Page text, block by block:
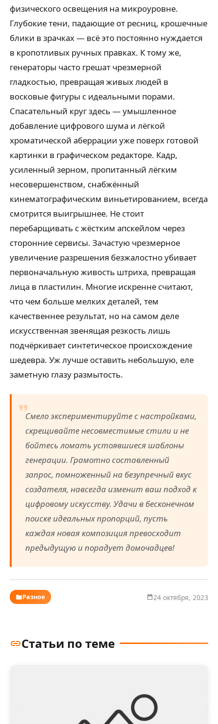
физического освещения на микроуровне.
Глубокие тени, падающие от ресниц, крошечные
блики в зрачках — всё это постоянно нуждается
в кропотливых ручных правках. К тому же,
генераторы часто грешат чрезмерной
гладкостью, превращая живых людей в
восковые фигуры с идеальными порами.
Спасательный круг здесь — умышленное
добавление цифрового шума и лёгкой
хроматической аберрации уже поверх готовой
картинки в графическом редакторе. Кадр,
усиленный зерном, пропитанный лёгким
несовершенством, снабжённый
кинематографическим виньетированием, всегда
смотрится выигрышнее. Не стоит
перебарщивать с жёстким апскейлом через
сторонние сервисы. Зачастую чрезмерное
увеличение разрешения безжалостно убивает
первоначальную живость штриха, превращая
лица в пластилин. Многие искренне считают,
что чем больше мелких деталей, тем
качественнее результат, но на самом деле
искусственная звенящая резкость лишь
подчёркивает синтетическое происхождение
шедевра. Уж лучше оставить небольшую, еле
заметную глазу размытость.
Смело экспериментируйте с настройками,
скрещивайте несовместимые стили и не
бойтесь ломать устоявшиеся шаблоны
генерации. Грамотно составленный
запрос, помноженный на безупречный вкус
создателя, навсегда изменит ваш подход к
цифровому искусству. Удачи в бесконечном
поиске идеальных пропорций, пусть
каждая новая композиция превосходит
предыдущую и порадует домочадцев!
Разное 24 октября, 2023
Статьи по теме